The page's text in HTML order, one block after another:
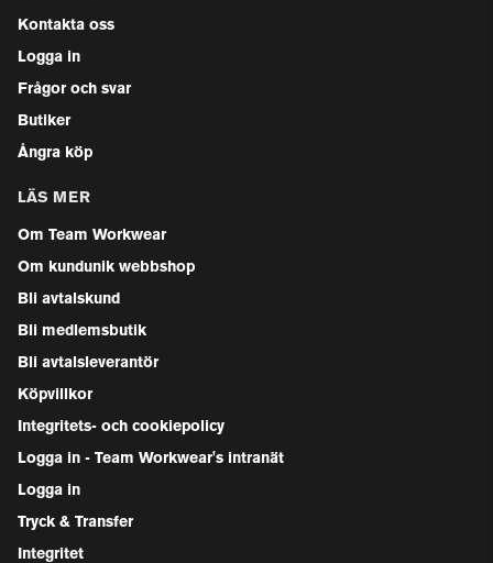
Kontakta oss
Logga in
Frågor och svar
Butiker
Ångra köp
LÄS MER
Om Team Workwear
Om kundunik webbshop
Bli avtalskund
Bli medlemsbutik
Bli avtalsleverantör
Köpvillkor
Integritets- och cookiepolicy
Logga in - Team Workwear's intranät
Logga in
Tryck & Transfer
Integritet